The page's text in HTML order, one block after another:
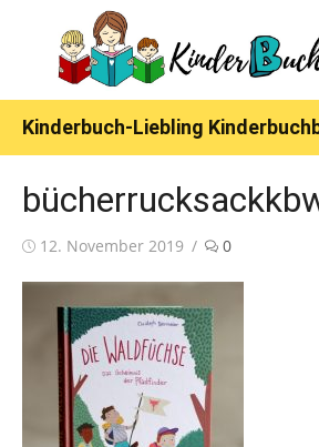
content
Kinderbuch-Liebling
Posted
12. November 2019 0